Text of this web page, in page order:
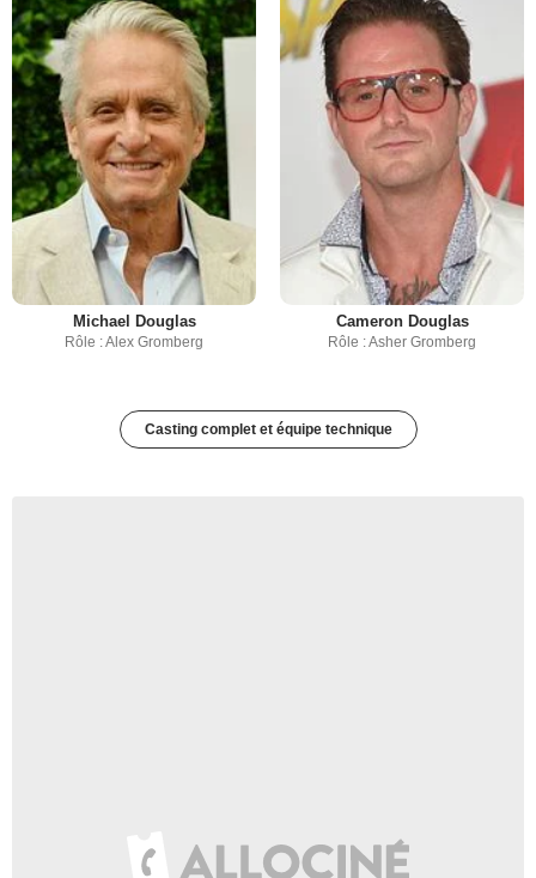
Michael Douglas
Rôle : Alex Gromberg
Cameron Douglas
Rôle : Asher Gromberg
Casting complet et équipe technique